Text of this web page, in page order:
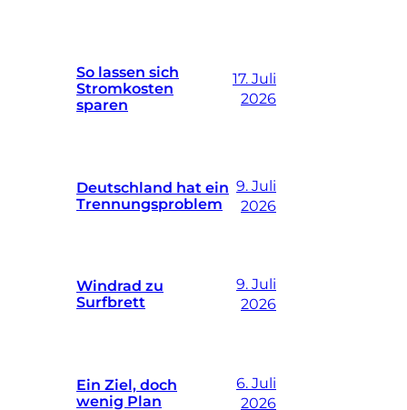
So lassen sich
Stromkosten
sparen
17. Juli
2026
Deutschland hat ein
Trennungsproblem
9. Juli
2026
Windrad zu
Surfbrett
9. Juli
2026
Ein Ziel, doch
wenig Plan
6. Juli
2026